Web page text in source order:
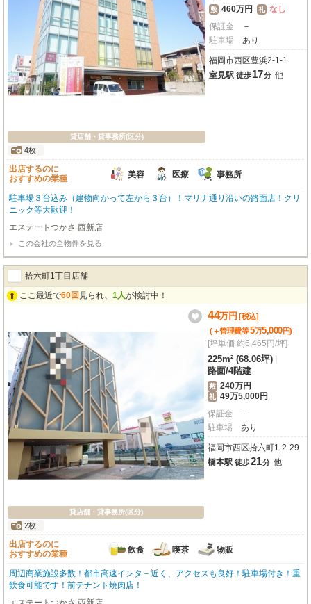
貸店舗・貸事務所(区分)
4枚
敷 460万円 礼 なし
保証金
－
駐車場
あり
福岡市西区豊浜2-1-1
室見駅 徒歩17分 他
出店するのに
おすすめの業種
美容 医療 事務所
駐車場３台込み（建物向かって左から３台）！マリナ通り沿いの路面店！クリ
ニック等大歓迎！
エステートつかさ 西新店
この会社の全物件を見る
拾六町1丁目店舗
ここ最近で60回 見られ、 1人が検討中！
貸店舗・貸事務所(区分)
2枚
44万円 [税込]
(＋管理費等5万5,000円)
[坪単価 約6,465円/坪]
225m² (68.06坪)
路面/4階建
敷 240万円
礼 49万5,000円
保証金
－
駐車場
あり
福岡市西区拾六町1-2-29
橋本駅 徒歩21分 他
出店するのに
おすすめの業種
飲食 喫茶 物販
周辺商業施設多数！都市高速インタ－近く、アクセスも良好！駐車場付き！重
飲食可能です！前テナント焼肉店！